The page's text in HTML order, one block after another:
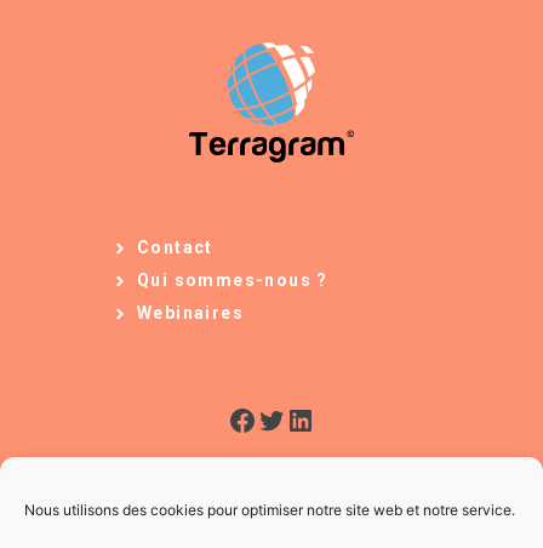
Nous utilisons des cookies pour optimiser notre site web et notre service.
Contact
Qui sommes-nous ?
Webinaires
Facebook
Twitter
LinkedIn